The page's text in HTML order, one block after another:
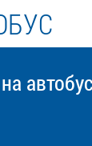
на автобус